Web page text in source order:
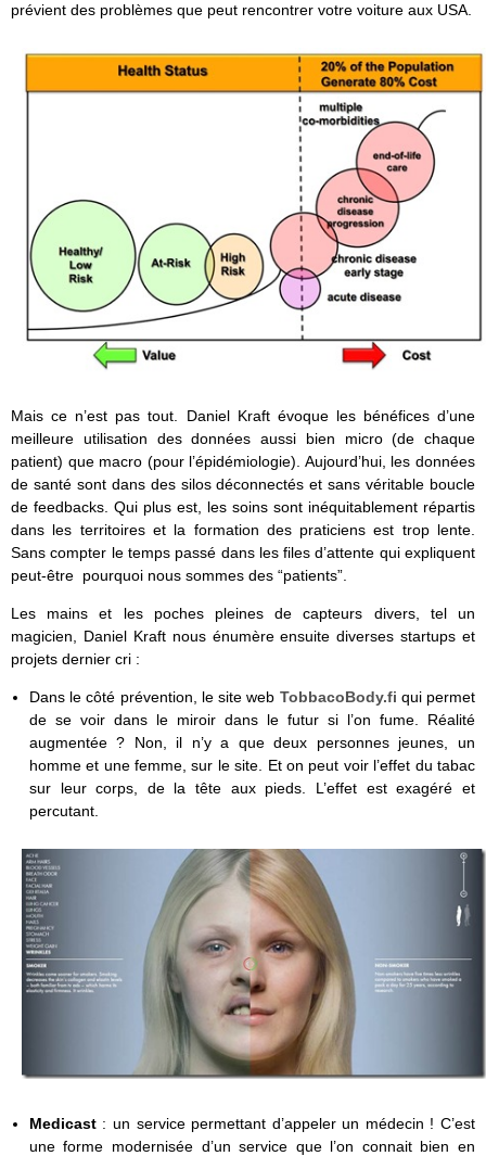
prévient des problèmes que peut rencontrer votre voiture aux USA.
Mais ce n’est pas tout. Daniel Kraft évoque les bénéfices d’une
meilleure utilisation des données aussi bien micro (de chaque
patient) que macro (pour l’épidémiologie). Aujourd’hui, les données
de santé sont dans des silos déconnectés et sans véritable boucle
de feedbacks. Qui plus est, les soins sont inéquitablement répartis
dans les territoires et la formation des praticiens est trop lente.
Sans compter le temps passé dans les files d’attente qui expliquent
peut-être pourquoi nous sommes des “patients”.
Les mains et les poches pleines de capteurs divers, tel un
magicien, Daniel Kraft nous énumère ensuite diverses startups et
projets dernier cri :
Dans le côté prévention, le site web TobbacoBody.fi qui permet
de se voir dans le miroir dans le futur si l’on fume. Réalité
augmentée ? Non, il n’y a que deux personnes jeunes, un
homme et une femme, sur le site. Et on peut voir l’effet du tabac
sur leur corps, de la tête aux pieds. L’effet est exagéré et
percutant.
Medicast : un service permettant d’appeler un médecin ! C’est
une forme modernisée d’un service que l’on connait bien en